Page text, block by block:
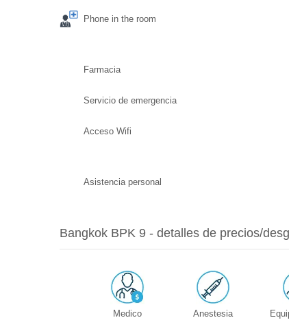
Phone in the room
Farmacia
Servicio de emergencia
Acceso Wifi
Asistencia personal
Bangkok BPK 9 - detalles de precios/
Medico Anestesia